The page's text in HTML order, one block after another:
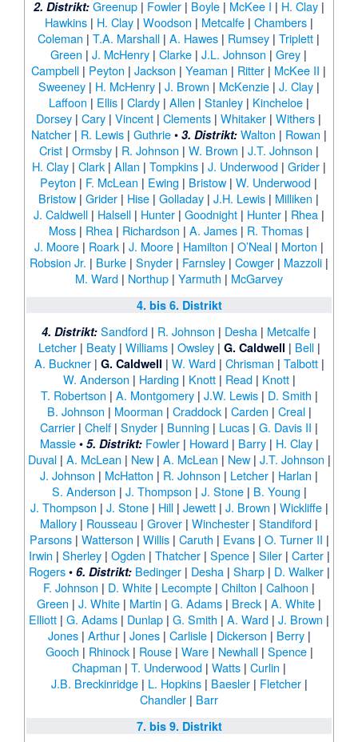
2. Distrikt: Greenup| Fowler| Boyle| McKee I | H. Clay|
Hawkins| H. Clay| Woodson | Metcalfe| Chambers|
Coleman |T.A. Marshall |A. Hawes | Rumsey |Triplett |
Green |J. McHenry |Clarke |J.L. Johnson |Grey |
Campbell | Peyton |Jackson |Yeaman | Ritter | McKee II |
Sweeney| H. McHenry| J. Brown | McKenzie| J. Clay|
Laffoon | Ellis| Clardy| Allen | Stanley| Kincheloe|
Dorsey |Cary |Vincent |Clements |Whitaker |Withers |
Natcher| R. Lewis| Guthrie• 3. Distrikt: Walton | Rowan |
Crist| Ormsby| R. Johnson | W. Brown | J.T. Johnson |
H. Clay| Clark| Allan | Tompkins| J. Underwood| Grider|
Peyton | F. McLean | Ewing | Bristow |W. Underwood |
Bristow |Grider | Hise |Golladay |J.H. Lewis | Milliken |
J. Caldwell| Halsell| Hunter| Goodnight| Hunter| Rhea|
Moss| Rhea| Richardson | A. James| R. Thomas|
J. Moore| Roark| J. Moore| Hamilton | O’Neal| Morton |
Robsion Jr. | Burke| Snyder| Farnsley| Cowger| Mazzoli|
M. Ward| Northup| Yarmuth | McGarvey
4. bis 6. Distrikt
4. Distrikt: Sandford | R. Johnson | Desha | Metcalfe |
Letcher| Beaty| Williams| Owsley| G. Caldwell | Bell|
A. Buckner| G. Caldwell | W. Ward| Chrisman | Talbott|
W. Anderson | Harding | Knott| Read| Knott|
T. Robertson | A. Montgomery| J.W. Lewis| D. Smith |
B. Johnson | Moorman | Craddock| Carden | Creal|
Carrier | Chelf | Snyder | Bunning | Lucas | G. Davis II |
Massie• 5. Distrikt: Fowler| Howard| Barry| H. Clay|
Duval| A. McLean | New| A. McLean | New| J.T. Johnson |
J. Johnson | McHatton | R. Johnson | Letcher | Harlan |
S. Anderson | J. Thompson | J. Stone| B. Young |
J. Thompson | J. Stone| Hill| Jewett| J. Brown | Wickliffe|
Mallory | Rousseau | Grover | Winchester | Standiford |
Parsons| Watterson | Willis| Caruth | Evans| O. Turner II |
Irwin | Sherley| Ogden | Thatcher| Spence| Siler| Carter|
Rogers• 6. Distrikt: Bedinger| Desha| Sharp| D. Walker|
F. Johnson | D. White | Lecompte | Chilton | Calhoon |
Green | J. White | Martin | G. Adams | Breck | A. White |
Elliott | G. Adams | Dunlap | G. Smith | A. Ward | J. Brown |
Jones| Arthur| Jones| Carlisle| Dickerson | Berry|
Gooch | Rhinock| Rouse| Ware| Newhall| Spence|
Chapman | T. Underwood | Watts | Curlin |
J.B. Breckinridge| L. Hopkins| Baesler| Fletcher|
Chandler | Barr
7. bis 9. Distrikt